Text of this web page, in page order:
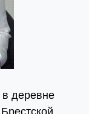
деревне